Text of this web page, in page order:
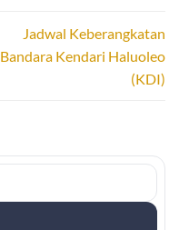
Jadwal Keberangkatan
Bandara Kendari Haluoleo
(KDI)